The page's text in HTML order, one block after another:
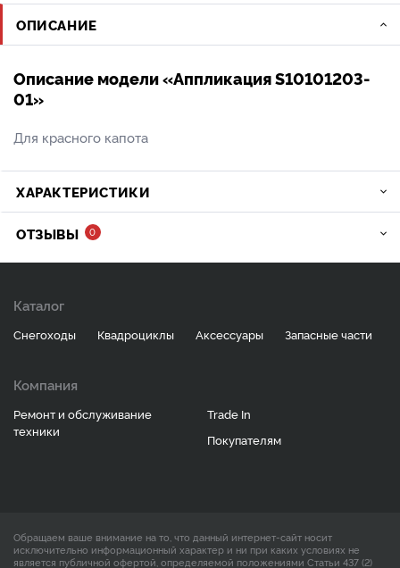
ОПИСАНИЕ
Описание модели «Аппликация S10101203-
01»
Для красного капота
ХАРАКТЕРИСТИКИ
ОТЗЫВЫ 0
Каталог
Снегоходы Квадроциклы Аксессуары Запасные части
Компания
Ремонт и обслуживание
техники
Trade In
Покупателям
Обращаем ваше внимание на то, что данный интернет-сайт носит
исключительно информационный характер и ни при каких условиях не
является публичной офертой, определяемой положениями Статьи 437 (2)